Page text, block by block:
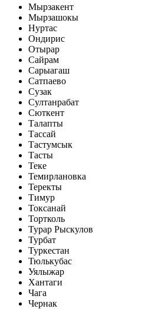
Мырзакент
Мырзашокы
Нуртас
Ондирис
Отырар
Сайрам
Сарыагаш
Сатпаево
Сузак
Султанрабат
Сюткент
Талапты
Тассай
Тастумсык
Тасты
Теке
Темирлановка
Теректы
Тимур
Токсанай
Тортколь
Турар Рыскулов
Турбат
Туркестан
Тюлькубас
Уялыжар
Хантаги
Чага
Чернак